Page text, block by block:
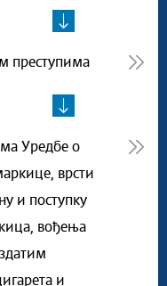
преступима
Уредбе о
врсти
и поступку
вођења
и